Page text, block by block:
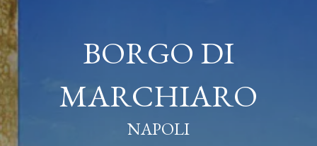
BORGO DI
MARCHIARO
NAPOLI
BORGO DI
MARCHIARO
NAPOLI